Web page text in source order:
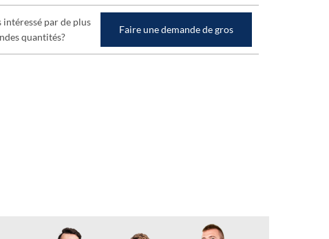
intéressé par de plus
quantités?
Faire une demande de gros